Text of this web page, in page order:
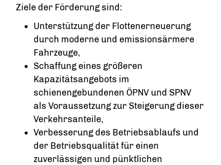
Ziele der Förderung sind:
Unterstützung der Flottenerneuerung
durch moderne und emissionsärmere
Fahrzeuge,
Schaffung eines größeren
Kapazitätsangebots im
schienengebundenen ÖPNV und SPNV
als Voraussetzung zur Steigerung dieser
Verkehrsanteile,
Verbesserung des Betriebsablaufs und
der Betriebsqualität für einen
zuverlässigen und pünktlichen